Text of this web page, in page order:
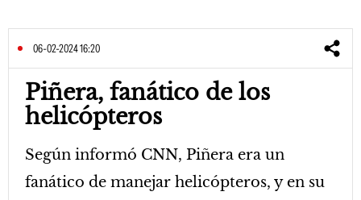
06-02-2024 16:20
Piñera, fanático de los
helicópteros
Según informó CNN, Piñera era un
fanático de manejar helicópteros, y en su